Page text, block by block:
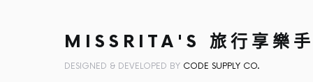
MISSRITA'S 旅行享樂
DESIGNED & DEVELOPED BY CODE SUPPLY CO.